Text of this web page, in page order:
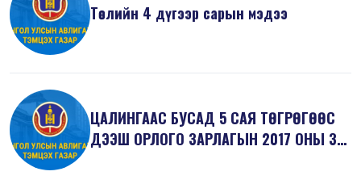
Төслийн 4 дүгээр сарын мэдээ
ЦАЛИНГААС БУСАД 5 САЯ ТӨГРӨГӨӨС
ДЭЭШ ОРЛОГО ЗАРЛАГЫН 2017 ОНЫ 3